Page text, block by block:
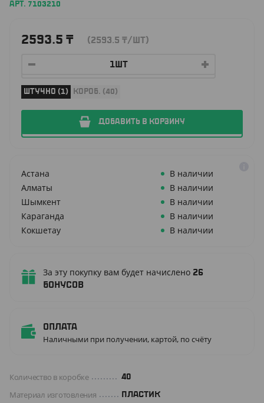
АРТ. 7103210
2593.5 ₸ (2593.5 ₸/ШТ)
ШТУЧНО (1) КОРОБ. (40)
ДОБАВИТЬ В КОРЗИНУ
Астана
В наличии
Алматы
В наличии
Шымкент
В наличии
Караганда
В наличии
Кокшетау
В наличии
За эту покупку вам будет начислено 26
бонусов
Оплата
Наличными при получении, картой, по счёту
Количество в коробке 40
Материал изготовления ПЛАСТИК